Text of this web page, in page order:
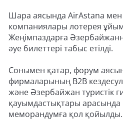
Шара аясында AirAstana мен
компаниялары лотерея
Жеңімпаздарға
әуе билеттері табыс етілді.
Сонымен қатар, форум
фирмаларының В2В
және Әзербайжан туристік
қауымдастықтары
меморандумға қол қойылды.